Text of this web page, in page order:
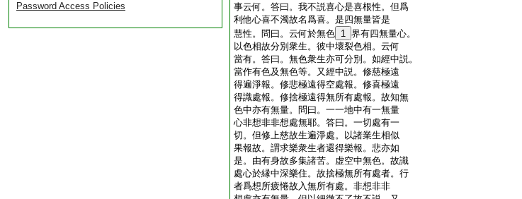
Password Access Policies
事云何。答曰。我不説喜心是喜根性。但爲
利他心喜不濁故名爲喜。是四無量皆是
慧性。問曰。云何於無色 1 界有四無量心。
以色相故分別衆生。彼中壞裂色相。云何
當有。答曰。無色衆生亦可分別。如經中説。
當作有色及無色等。又經中説。修慈極遠
得遍淨報。修悲極遠得空處報。修喜極遠
得識處報。修捨極遠得無所有處報。故知無
色中亦有無量。問曰。一一地中有一無量
心非想非非想處無耶。答曰。一切處有一
切。但修上慈故生遍淨處。以諸業生相似
果報故。謂求樂衆生者還得樂報。悲亦如
是。由有身故多集諸苦。虚空中無色。故識
處心於縁中深樂住。故捨極無所有處者。行
者爲想所疲惓故入無所有處。非想非非